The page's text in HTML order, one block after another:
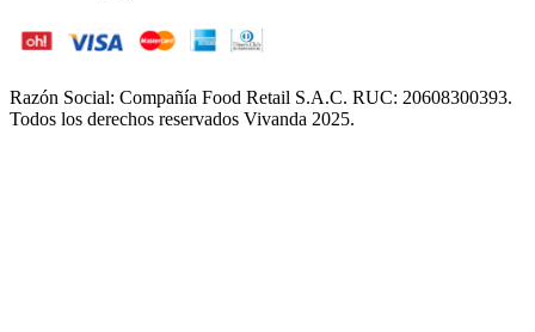
Razón Social: Compañía Food Retail S.A.C. RUC: 20608300393.
Todos los derechos reservados Vivanda 2025.